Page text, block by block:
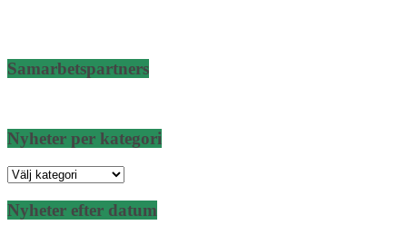
Samarbetspartners
Nyheter per kategori
Nyheter
kategori
Nyheter efter datum